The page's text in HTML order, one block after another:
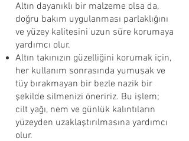
Altın dayanıklı bir malzeme olsa da,
doğru bakım uygulanması parlaklığını
ve yüzey kalitesini uzun süre korumaya
yardımcı olur.
Altın takınızın güzelliğini korumak için,
her kullanım sonrasında yumuşak ve
tüy bırakmayan bir bezle nazik bir
şekilde silmenizi öneririz. Bu işlem;
cilt yağı, nem ve günlük kalıntıların
yüzeyden uzaklaştırılmasına yardımcı
olur.